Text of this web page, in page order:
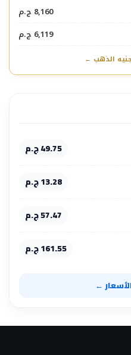
8,160 ج.م
6,119 ج.م
الذهب ←
49.75 ج.م
13.28 ج.م
57.47 ج.م
161.55 ج.م
←